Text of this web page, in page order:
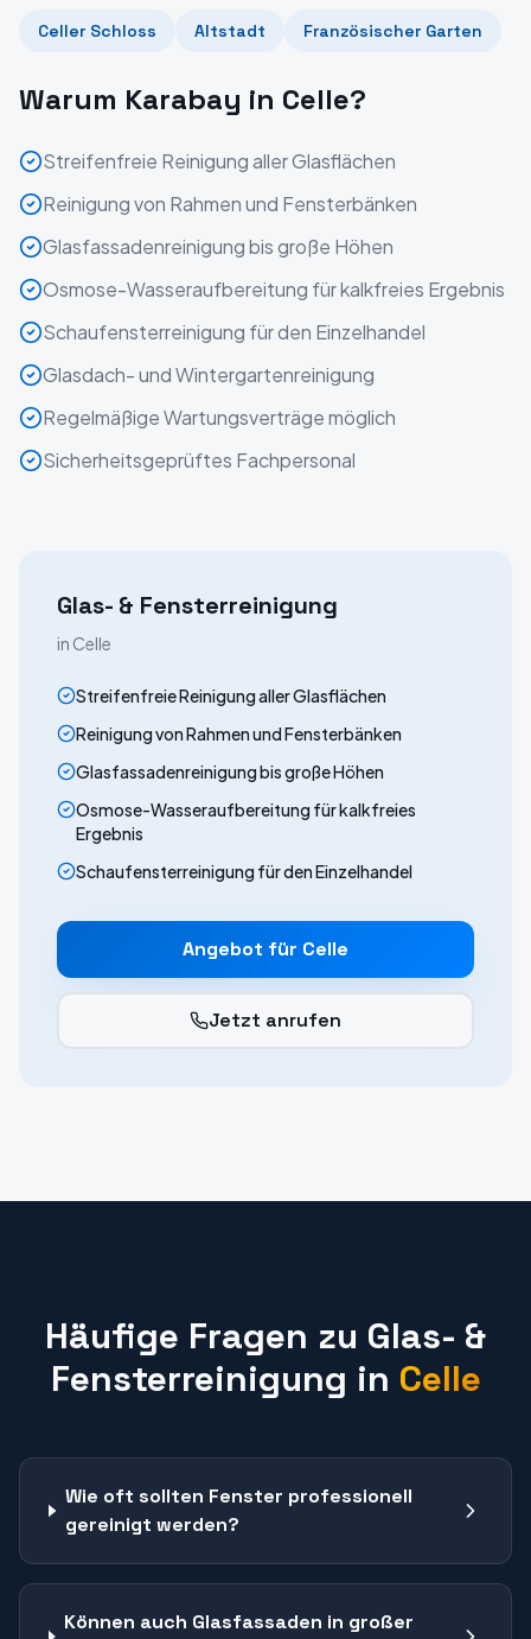
Celler Schloss Altstadt Französischer Garten
Warum Karabay in Celle?
Streifenfreie Reinigung aller Glasflächen
Reinigung von Rahmen und Fensterbänken
Glasfassadenreinigung bis große Höhen
Osmose-Wasseraufbereitung für kalkfreies Ergebnis
Schaufensterreinigung für den Einzelhandel
Glasdach- und Wintergartenreinigung
Regelmäßige Wartungsverträge möglich
Sicherheitsgeprüftes Fachpersonal
Glas- & Fensterreinigung
in Celle
Streifenfreie Reinigung aller Glasflächen
Reinigung von Rahmen und Fensterbänken
Glasfassadenreinigung bis große Höhen
Osmose-Wasseraufbereitung für kalkfreies
Ergebnis
Schaufensterreinigung für den Einzelhandel
Angebot für Celle
Jetzt anrufen
Häufige Fragen zu Glas- &
Fensterreinigung in Celle
Wie oft sollten Fenster professionell
gereinigt werden?
Können auch Glasfassaden in großer